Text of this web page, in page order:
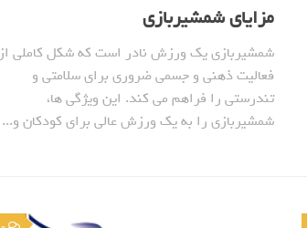
مزایای شمشیربازی
شمشیربازی یک ورزش نادر است که شکل کاملی از
فعالیت ذهنی و جسمی ضروری برای سلامتی و
تندرستی را فراهم می کند. این ویژگی ها،
شمشیربازی را به یک ورزش عالی برای کودکان و...